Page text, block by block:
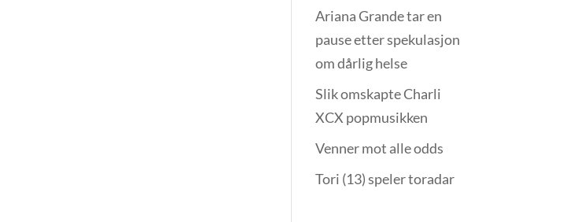
Ariana Grande tar en
pause etter spekulasjon
om dårlig helse
Slik omskapte Charli
XCX popmusikken
Venner mot alle odds
Tori (13) speler toradar